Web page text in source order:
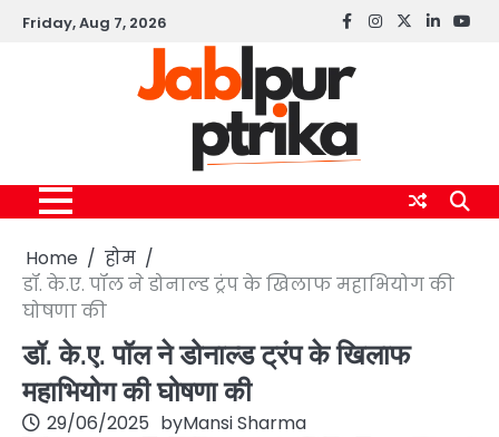
SkipFriday, Aug 7, 2026 Facebook
instagram
twitterlinkedin
Home
होम
डॉ. के.ए. पॉल ने डोनाल्ड ट्रंप के खिलाफ महाभियोग की
घोषणा की
डॉ. के.ए. पॉल ने डोनाल्ड ट्रंप के खिलाफ
महाभियोग की घोषणा की
29/06/2025 byMansi Sharma